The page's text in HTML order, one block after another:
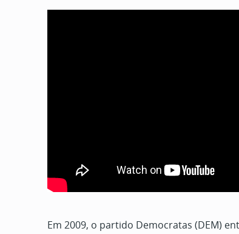
Em 2009, o partido Democratas (DEM)